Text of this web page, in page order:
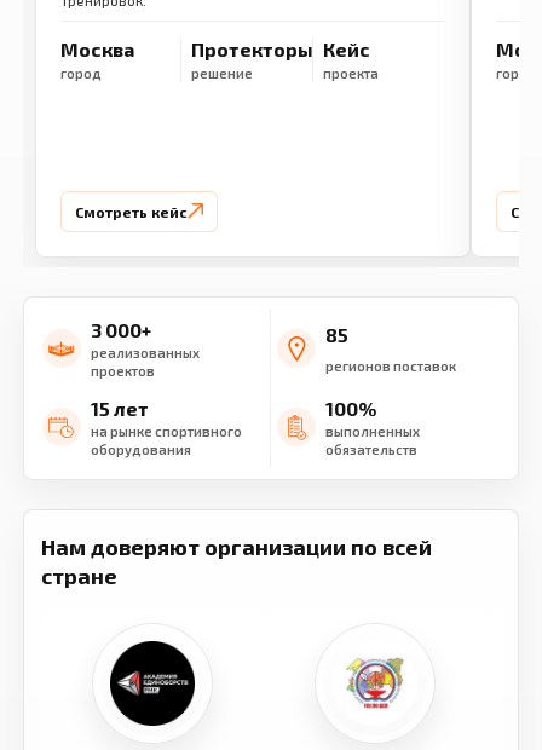
Москва
город
Протекторы
решение
Кейс
проекта
Смотреть кейс
город
3 000+
реализованных
проектов
85
регионов поставок
15 лет
на рынке спортивного
оборудования
100%
выполненных
обязательств
Нам доверяют организации по всей
стране